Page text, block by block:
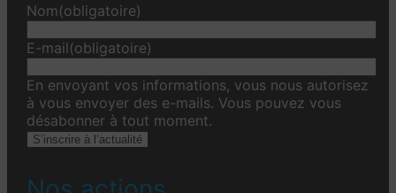
Nom(obligatoire)
E-mail(obligatoire)
En envoyant vos informations, vous nous autorisez
à vous envoyer des e-mails. Vous pouvez vous
désabonner à tout moment.
S’inscrire à l’actualité